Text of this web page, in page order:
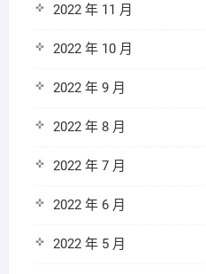
2022 年 11 月
2022 年 10 月
2022 年 9 月
2022 年 8 月
2022 年 7 月
2022 年 6 月
2022 年 5 月